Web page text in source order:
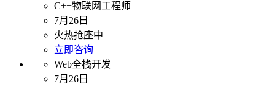
C++物联网工程师
7月26日
火热抢座中
立即咨询
Web全栈开发
7月26日